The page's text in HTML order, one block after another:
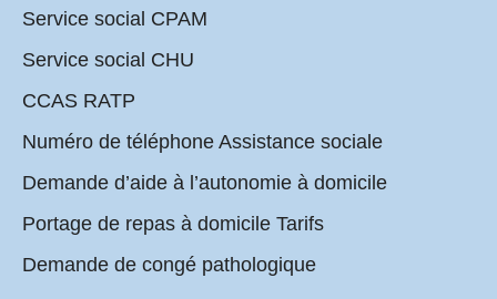
Service social CPAM
Service social CHU
CCAS RATP
Numéro de téléphone Assistance sociale
Demande d’aide à l’autonomie à domicile
Portage de repas à domicile Tarifs
Demande de congé pathologique